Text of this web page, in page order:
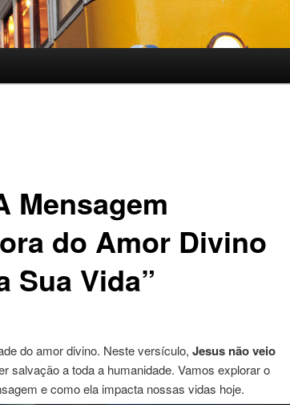
Mensagem
do Amor Divino
Sua Vida”
do amor divino. Neste versículo, Jesus não veio
salvação a toda a humanidade. Vamos explorar o
e como ela impacta nossas vidas hoje.